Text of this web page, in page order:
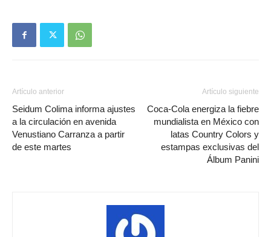
Artículo anterior
Seidum Colima informa ajustes
a la circulación en avenida
Venustiano Carranza a partir
de este martes
Artículo siguiente
Coca-Cola energiza la fiebre
mundialista en México con
latas Country Colors y
estampas exclusivas del
Álbum Panini